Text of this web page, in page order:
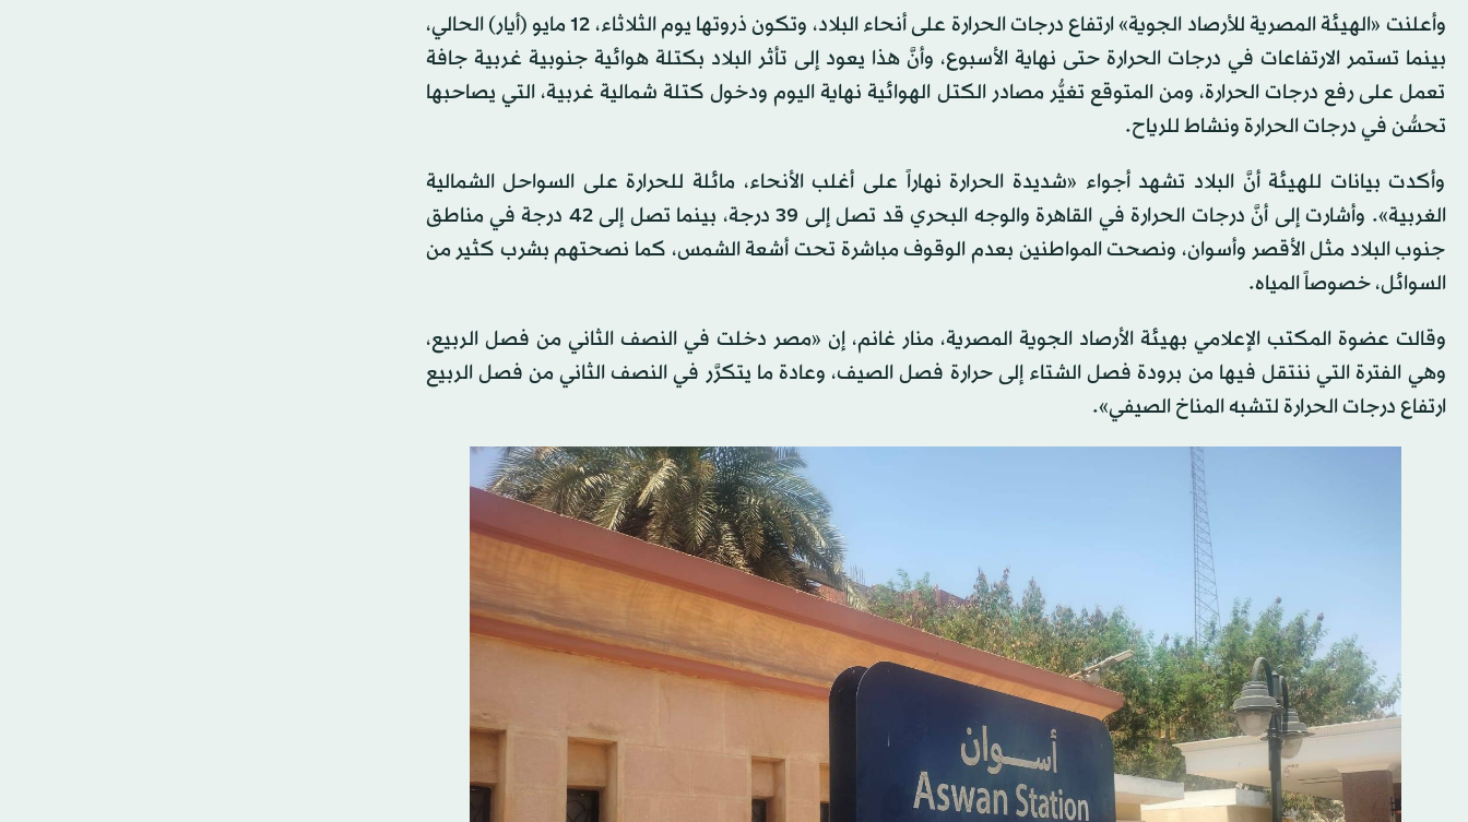
وأعلنت «الهيئة المصرية للأرصاد الجوية» ارتفاع درجات الحرارة على أنحاء البلاد، وتكون ذروتها يوم الثلاثاء، 12 مايو (أيار) الحالي،
بينما تستمر الارتفاعات في درجات الحرارة حتى نهاية الأسبوع، وأنَّ هذا يعود إلى تأثر البلاد بكتلة هوائية جنوبية غربية جافة
تعمل على رفع درجات الحرارة، ومن المتوقع تغيُّر مصادر الكتل الهوائية نهاية اليوم ودخول كتلة شمالية غربية، التي يصاحبها
تحسُّن في درجات الحرارة ونشاط للرياح.
وأكدت بيانات للهيئة أنَّ البلاد تشهد أجواء «شديدة الحرارة نهاراً على أغلب الأنحاء، مائلة للحرارة على السواحل الشمالية
الغربية». وأشارت إلى أنَّ درجات الحرارة في القاهرة والوجه البحري قد تصل إلى 39 درجة، بينما تصل إلى 42 درجة في مناطق
جنوب البلاد مثل الأقصر وأسوان، ونصحت المواطنين بعدم الوقوف مباشرة تحت أشعة الشمس، كما نصحتهم بشرب كثير من
السوائل، خصوصاً المياه.
وقالت عضوة المكتب الإعلامي بهيئة الأرصاد الجوية المصرية، منار غانم، إن «مصر دخلت في النصف الثاني من فصل الربيع،
وهي الفترة التي ننتقل فيها من برودة فصل الشتاء إلى حرارة فصل الصيف، وعادة ما يتكرَّر في النصف الثاني من فصل الربيع
ارتفاع درجات الحرارة لتشبه المناخ الصيفي».